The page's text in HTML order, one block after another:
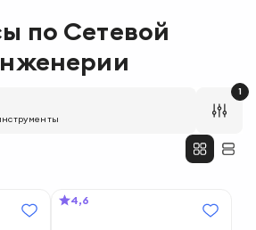
по Сетевой
1
4,6